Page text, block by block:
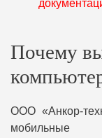
Почему
ООО «Анкор-
мобильные